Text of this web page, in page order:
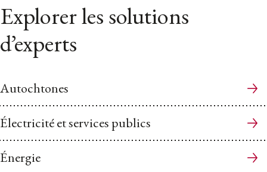
Explorer les solutions
d’experts
Autochtones
Électricité et services publics
Énergie